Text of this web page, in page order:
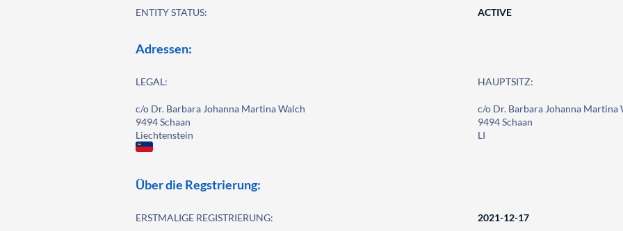
ENTITY STATUS:
ACTIVE
Adressen:
LEGAL:
c/o Dr. Barbara Johanna Martina Walch
9494 Schaan
Liechtenstein
HAUPTSITZ:
c/o Dr. Barbara Johanna Martina
9494 Schaan
LI
Über die Regstrierung:
ERSTMALIGE REGISTRIERUNG:
2021-12-17